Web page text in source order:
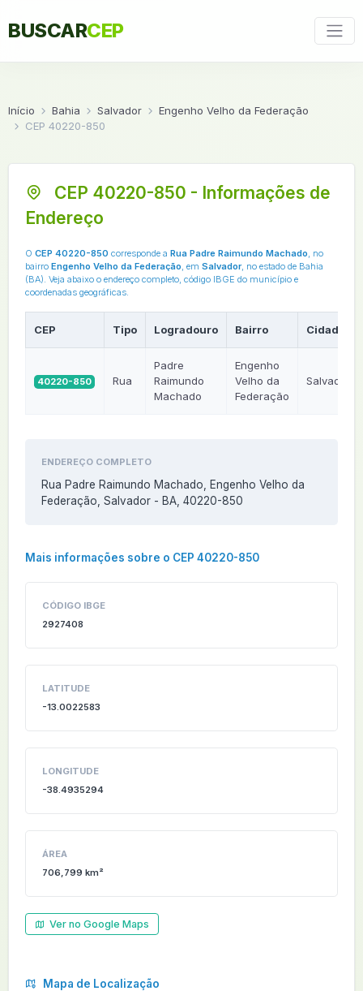
BUSCARCEP
Início Bahia Salvador
Engenho Velho da Federação
CEP 40220-850
CEP 40220-850 - Informações de
Endereço
O CEP 40220-850 corresponde a Rua Padre Raimundo Machado, no
bairro Engenho Velho da Federação, em Salvador, no estado de Bahia
(BA). Veja abaixo o endereço completo, código IBGE do município e
coordenadas geográficas.
CEP Tipo Logradouro Bairro Cidade
40220-850 Rua
Padre
Raimundo
Machado
Engenho
Velho da
Federação
Salvador
ENDEREÇO COMPLETO
Rua Padre Raimundo Machado, Engenho Velho da
Federação, Salvador - BA, 40220-850
Mais informações sobre o CEP 40220-850
CÓDIGO IBGE
2927408
LATITUDE
-13.0022583
LONGITUDE
-38.4935294
ÁREA
706,799 km²
Ver no Google Maps
Mapa de Localização